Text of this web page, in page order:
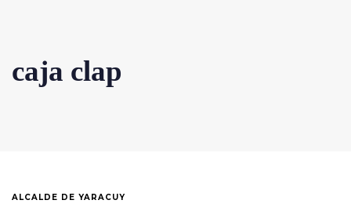
caja clap
ALCALDE DE YARACUY